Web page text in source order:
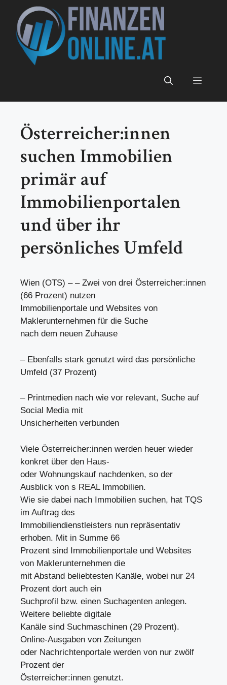
Inhalt
springen
Menü
Österreicher:innen
suchen Immobilien
primär auf
Immobilienportalen
und über ihr
persönliches Umfeld
Wien (OTS) – – Zwei von drei Österreicher:innen
(66 Prozent) nutzen
Immobilienportale und Websites von
Maklerunternehmen für die Suche
nach dem neuen Zuhause
– Ebenfalls stark genutzt wird das persönliche
Umfeld (37 Prozent)
– Printmedien nach wie vor relevant, Suche auf
Social Media mit
Unsicherheiten verbunden
Viele Österreicher:innen werden heuer wieder
konkret über den Haus-
oder Wohnungskauf nachdenken, so der
Ausblick von s REAL Immobilien.
Wie sie dabei nach Immobilien suchen, hat TQS
im Auftrag des
Immobiliendienstleisters nun repräsentativ
erhoben. Mit in Summe 66
Prozent sind Immobilienportale und Websites
von Maklerunternehmen die
mit Abstand beliebtesten Kanäle, wobei nur 24
Prozent dort auch ein
Suchprofil bzw. einen Suchagenten anlegen.
Weitere beliebte digitale
Kanäle sind Suchmaschinen (29 Prozent).
Online-Ausgaben von Zeitungen
oder Nachrichtenportale werden von nur zwölf
Prozent der
Österreicher:innen genutzt.